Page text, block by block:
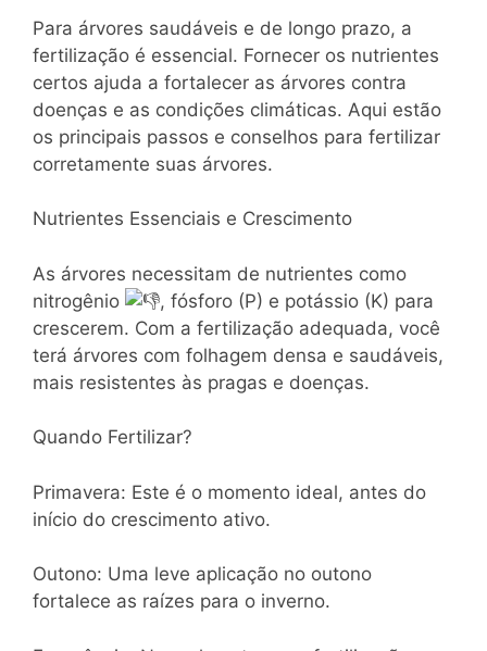
Para árvores saudáveis e de longo prazo, a
fertilização é essencial. Fornecer os nutrientes
certos ajuda a fortalecer as árvores contra
doenças e as condições climáticas. Aqui estão
os principais passos e conselhos para fertilizar
corretamente suas árvores.
Nutrientes Essenciais e Crescimento
As árvores necessitam de nutrientes como
nitrogênio
, fósforo (P) e potássio (K) para
crescerem. Com a fertilização adequada, você
terá árvores com folhagem densa e saudáveis,
mais resistentes às pragas e doenças.
Quando Fertilizar?
Primavera: Este é o momento ideal, antes do
início do crescimento ativo.
Outono: Uma leve aplicação no outono
fortalece as raízes para o inverno.